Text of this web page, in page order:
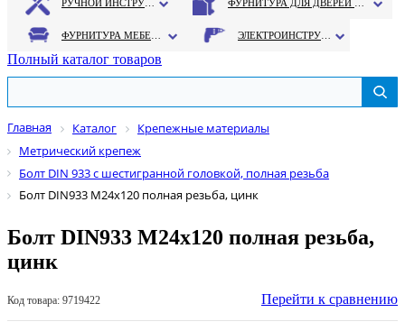
Полный каталог товаров
Главная Каталог
Крепежные материалы
Метрический крепеж
Болт DIN 933 с шестигранной головкой, полная резьба
Болт DIN933 М24х120 полная резьба, цинк
Болт DIN933 М24х120 полная резьба,
цинк
Код товара: 9719422 Перейти к сравнению